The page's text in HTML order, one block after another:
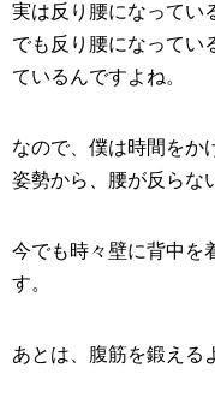
実は反り腰になってい
でも反り腰になってい
ているんですよね。
なので、僕は時間をか
姿勢から、腰が反らな
今でも時々壁に背中を
す。
あとは、腹筋を鍛える